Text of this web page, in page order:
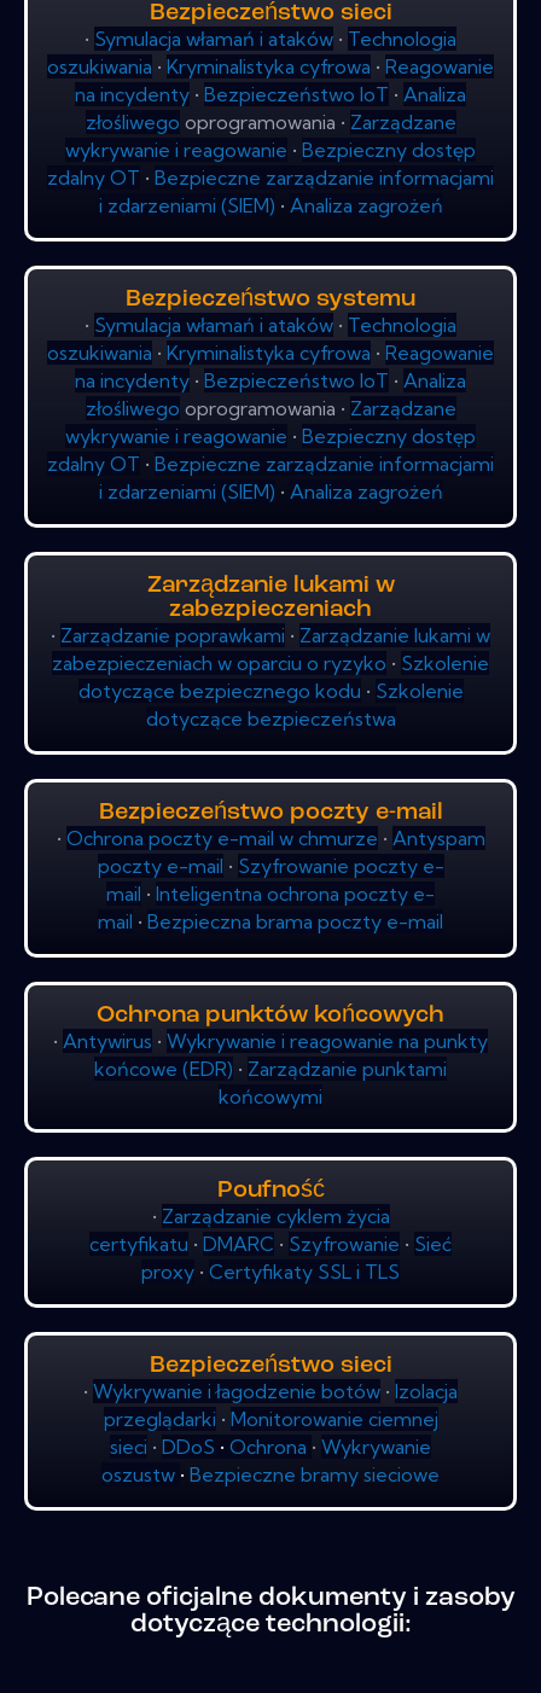
Bezpieczeństwo sieci
• Symulacja włamań i ataków • Technologia
oszukiwania • Kryminalistyka cyfrowa • Reagowanie
na incydenty • Bezpieczeństwo IoT • Analiza
złośliwego oprogramowania • Zarządzane
wykrywanie i reagowanie • Bezpieczny dostęp
zdalny OT • Bezpieczne zarządzanie informacjami
i zdarzeniami (SIEM) • Analiza zagrożeń
Bezpieczeństwo systemu
• Symulacja włamań i ataków • Technologia
oszukiwania • Kryminalistyka cyfrowa • Reagowanie
na incydenty • Bezpieczeństwo IoT • Analiza
złośliwego oprogramowania • Zarządzane
wykrywanie i reagowanie • Bezpieczny dostęp
zdalny OT • Bezpieczne zarządzanie informacjami
i zdarzeniami (SIEM) • Analiza zagrożeń
Zarządzanie lukami w
zabezpieczeniach
• Zarządzanie poprawkami • Zarządzanie lukami w
zabezpieczeniach w oparciu o ryzyko • Szkolenie
dotyczące bezpiecznego kodu • Szkolenie
dotyczące bezpieczeństwa
Bezpieczeństwo poczty e-mail
• Ochrona poczty e-mail w chmurze • Antyspam
poczty e-mail • Szyfrowanie poczty e-
mail • Inteligentna ochrona poczty e-
mail • Bezpieczna brama poczty e-mail
Ochrona punktów końcowych
• Antywirus • Wykrywanie i reagowanie na punkty
końcowe (EDR) • Zarządzanie punktami
końcowymi
Poufność
• Zarządzanie cyklem życia
certyfikatu • DMARC • Szyfrowanie • Sieć
proxy • Certyfikaty SSL i TLS
Bezpieczeństwo sieci
• Wykrywanie i łagodzenie botów • Izolacja
przeglądarki • Monitorowanie ciemnej
sieci • DDoS • Ochrona • Wykrywanie
oszustw • Bezpieczne bramy sieciowe
Polecane oficjalne dokumenty i zasoby
dotyczące technologii: